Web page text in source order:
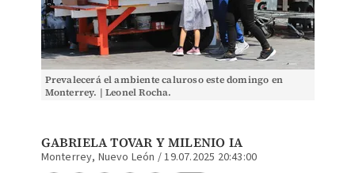
Prevalecerá el ambiente caluroso este domingo en
Monterrey. | Leonel Rocha.
GABRIELA TOVAR Y MILENIO IA
Monterrey, Nuevo León /19.07.2025 20:43:00